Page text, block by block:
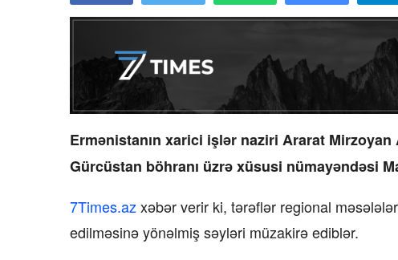
Ermənistanın xarici işlər naziri Ararat Mirzoyan
Gürcüstan böhranı üzrə xüsusi nümayəndəsi
7Times.az xəbər verir ki, tərəflər regional
edilməsinə yönəlmiş səyləri müzakirə ediblər.